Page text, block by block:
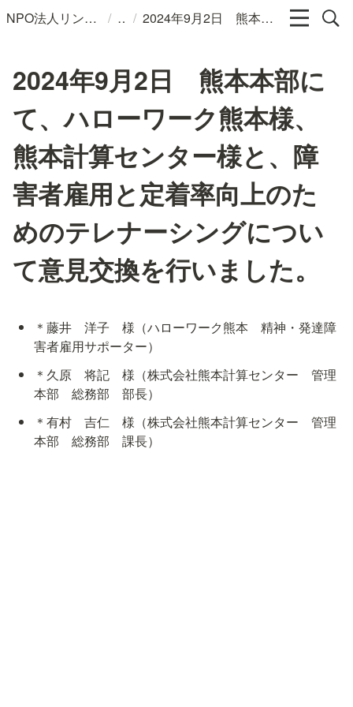
NPO法人リンパカフェ / / 2024年9月2日 熊本本部にて、ハローワーク熊本様、熊本計算センター様と、障害者雇用と定着率向上のためのテレナーシングについて意見交換を行いました。
2024年9月2日 熊本本部に
て、ハローワーク熊本様、
熊本計算センター様と、障
害者雇用と定着率向上のた
めのテレナーシングについ
て意見交換を行いました。
＊藤井　洋子　様（ハローワーク熊本　精神・発達障
害者雇用サポーター）
＊久原　将記　様（株式会社熊本計算センター　管理
本部　総務部　部長）
＊有村　吉仁　様（株式会社熊本計算センター　管理
本部　総務部　課長）